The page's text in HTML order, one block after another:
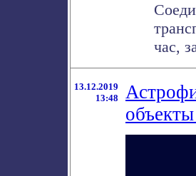
час,
13.12.2019
13:48